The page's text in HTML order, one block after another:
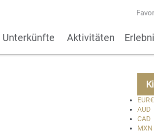
Unterkünfte Aktivitäten
EUR€
AUD
CAD
MXN